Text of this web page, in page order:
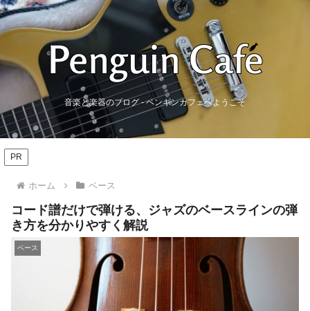
音楽と楽器のブログ - ペンギンカフェへようこそ
PR
ホーム ベース
コード譜だけで弾ける、ジャズのベースラインの弾
き方を分かりやすく解説
ベース